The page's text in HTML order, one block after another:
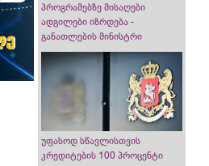
პროგრამებზე მისაღები
ადგილები იზრდება -
განათლების მინისტრი
უფასოდ სწავლისთვის
კრედიტების 100 პროცენტი